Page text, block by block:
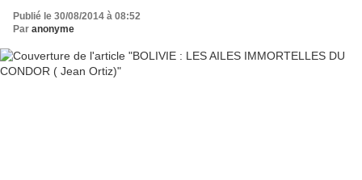
Publié le 30/08/2014 à 08:52
Par anonyme